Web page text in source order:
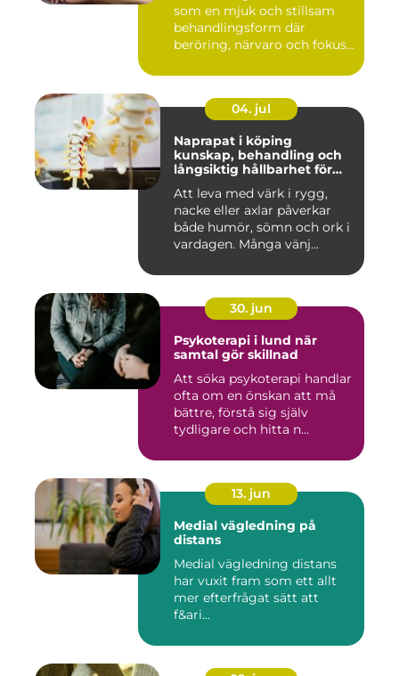
som en mjuk och stillsam
behandlingsform där
beröring, närvaro och fokus...
04. jul
Naprapat i köping
kunskap, behandling och
långsiktig hållbarhet för
Att leva med värk i rygg,
nacke eller axlar påverkar
både humör, sömn och ork i
vardagen. Många vänj...
30. jun
Psykoterapi i lund när
samtal gör skillnad
Att söka psykoterapi handlar
ofta om en önskan att må
bättre, förstå sig själv
tydligare och hitta n...
13. jun
Medial vägledning på
distans
Medial vägledning distans
har vuxit fram som ett allt
mer efterfrågat sätt att
f&ari...